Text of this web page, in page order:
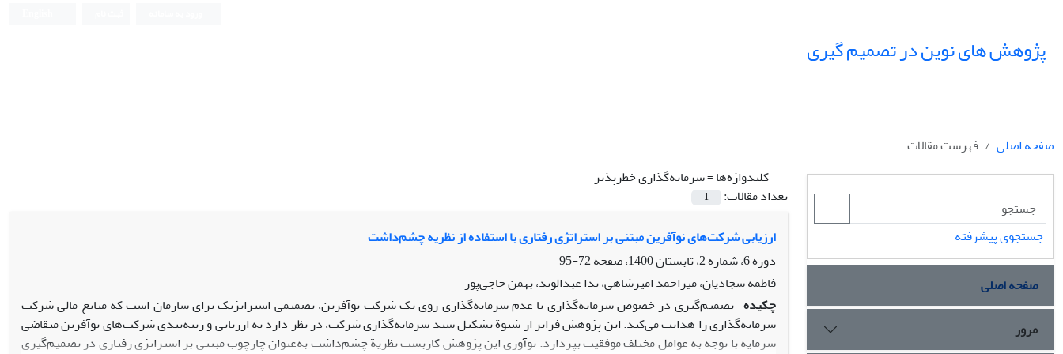
پژوهش های نوین در تصمیم گیری
صفحه اصلی
فهرست مقالات
کلیدواژه‌ها =سرمایه‌گذاری خطرپذیر
تعداد مقالات:
1
ارزیابی شرکت‌های نوآفرین مبتنی بر استراتژی رفتاری با استفاده از نظریه چشم‌داشت
دوره 6، شماره 2، تابستان 1400، صفحه
72-95
فاطمه سجادیان، میراحمد امیرشاهی، ندا عبدالوند، بهمن حاجی‌پور
چکیده تصمیم‌گیری در خصوص سرمایه‌گذاری یا عدم سرمایه‌گذاری روی یک شرکت نوآفرین، تصمیمی استراتژیک برای سازمان است که منابع مالی شرکت
سرمایه‌گذاری را هدایت می‌کند. این پژوهش فراتر از شیوة تشکیل سبد سرمایه‌گذاری شرکت، در نظر دارد به ارزیابی و رتبه‌بندی شرکت‌های نوآفرینِ متقاضی
سرمایه با توجه به عوامل مختلف موفقیت بپردازد. نوآوری این پژوهش کاربست نظریة چشم‌داشت به‌عنوان چارچوب مبتنی بر استراتژی رفتاری در تصمیم‌گیری
جستجوی پیشرفته
صفحه اصلی
مرور